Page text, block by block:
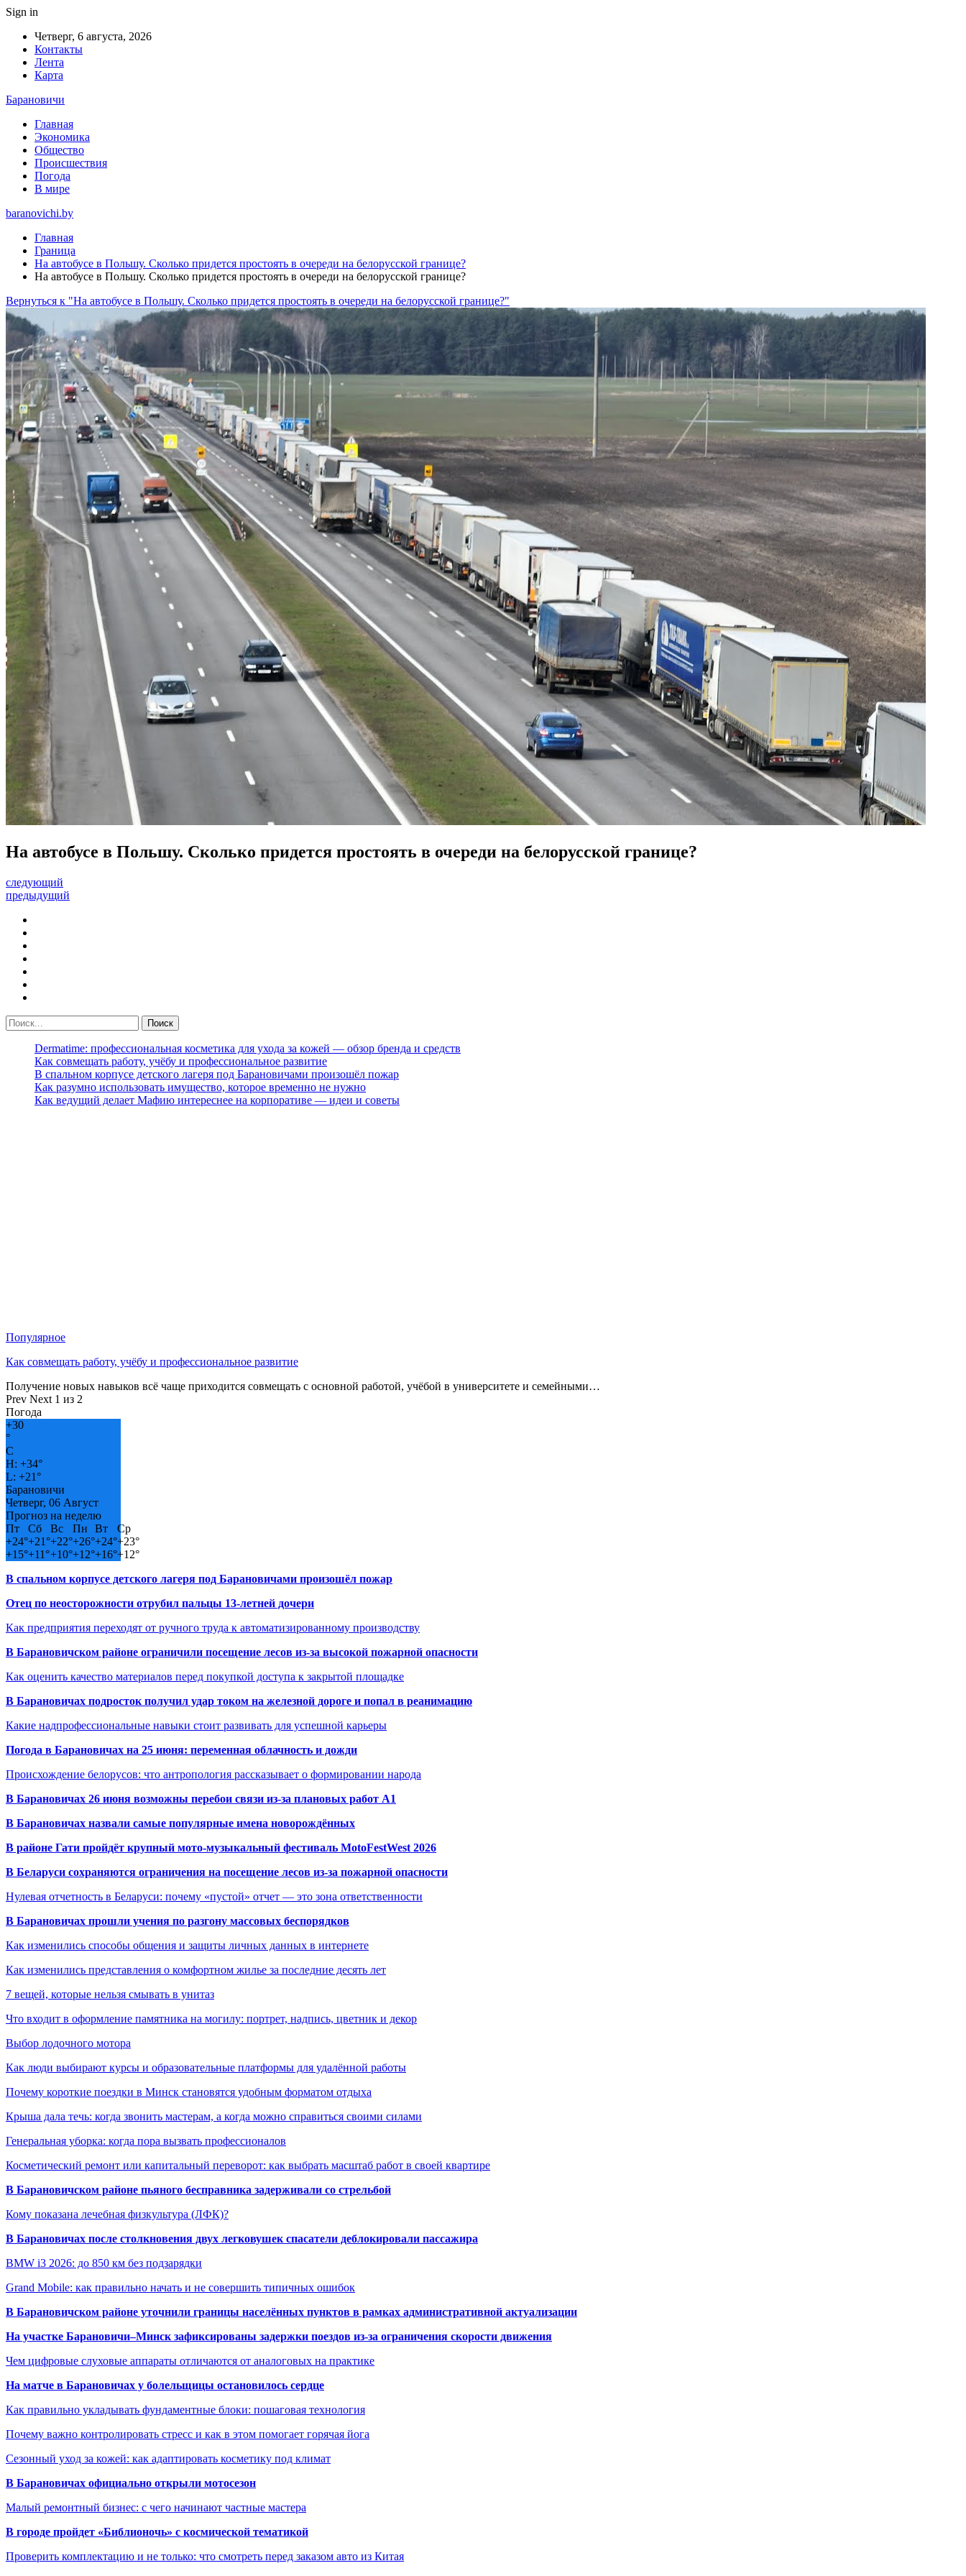
Sign in
Четверг, 6 августа, 2026
Контакты
Лента
Карта
Барановичи
Главная
Экономика
Общество
Происшествия
Погода
В мире
baranovichi.by
Главная
Граница
На автобусе в Польшу. Сколько придется простоять в очереди на белорусской границе?
На автобусе в Польшу. Сколько придется простоять в очереди на белорусской границе?
Вернуться к "На автобусе в Польшу. Сколько придется простоять в очереди на белорусской границе?"
На автобусе в Польшу. Сколько придется простоять в очереди на белорусской границе?
следующий
предыдущий
Dermatime: профессиональная косметика для ухода за кожей — обзор бренда и средств
Как совмещать работу, учёбу и профессиональное развитие
В спальном корпусе детского лагеря под Барановичами произошёл пожар
Как разумно использовать имущество, которое временно не нужно
Как ведущий делает Мафию интереснее на корпоративе — идеи и советы
Популярное
Как совмещать работу, учёбу и профессиональное развитие
Получение новых навыков всё чаще приходится совмещать с основной работой, учёбой в университете и семейными…
Prev Next 1 из 2
Погода
+30
°
C
H: +34°
L: +21°
Барановичи
Четверг, 06 Август
Прогноз на неделю
Пт
Сб Вс Пн Вт
Ср
+24°+21°+22°+26°+24°+23°
+15°+11°+10°+12°+16°+12°
В спальном корпусе детского лагеря под Барановичами произошёл пожар
Отец по неосторожности отрубил пальцы 13-летней дочери
Как предприятия переходят от ручного труда к автоматизированному производству
В Барановичском районе ограничили посещение лесов из-за высокой пожарной опасности
Как оценить качество материалов перед покупкой доступа к закрытой площадке
В Барановичах подросток получил удар током на железной дороге и попал в реанимацию
Какие надпрофессиональные навыки стоит развивать для успешной карьеры
Погода в Барановичах на 25 июня: переменная облачность и дожди
Происхождение белорусов: что антропология рассказывает о формировании народа
В Барановичах 26 июня возможны перебои связи из-за плановых работ A1
В Барановичах назвали самые популярные имена новорождённых
В районе Гати пройдёт крупный мото-музыкальный фестиваль MotoFestWest 2026
В Беларуси сохраняются ограничения на посещение лесов из-за пожарной опасности
Нулевая отчетность в Беларуси: почему «пустой» отчет — это зона ответственности
В Барановичах прошли учения по разгону массовых беспорядков
Как изменились способы общения и защиты личных данных в интернете
Как изменились представления о комфортном жилье за последние десять лет
7 вещей, которые нельзя смывать в унитаз
Что входит в оформление памятника на могилу: портрет, надпись, цветник и декор
Выбор лодочного мотора
Как люди выбирают курсы и образовательные платформы для удалённой работы
Почему короткие поездки в Минск становятся удобным форматом отдыха
Крыша дала течь: когда звонить мастерам, а когда можно справиться своими силами
Генеральная уборка: когда пора вызвать профессионалов
Косметический ремонт или капитальный переворот: как выбрать масштаб работ в своей квартире
В Барановичском районе пьяного бесправника задерживали со стрельбой
Кому показана лечебная физкультура (ЛФК)?
В Барановичах после столкновения двух легковушек спасатели деблокировали пассажира
BMW i3 2026: до 850 км без подзарядки
Grand Mobile: как правильно начать и не совершить типичных ошибок
В Барановичском районе уточнили границы населённых пунктов в рамках административной актуализации
На участке Барановичи–Минск зафиксированы задержки поездов из-за ограничения скорости движения
Чем цифровые слуховые аппараты отличаются от аналоговых на практике
На матче в Барановичах у болельщицы остановилось сердце
Как правильно укладывать фундаментные блоки: пошаговая технология
Почему важно контролировать стресс и как в этом помогает горячая йога
Сезонный уход за кожей: как адаптировать косметику под климат
В Барановичах официально открыли мотосезон
Малый ремонтный бизнес: с чего начинают частные мастера
В городе пройдет «Библионочь» с космической тематикой
Проверить комплектацию и не только: что смотреть перед заказом авто из Китая